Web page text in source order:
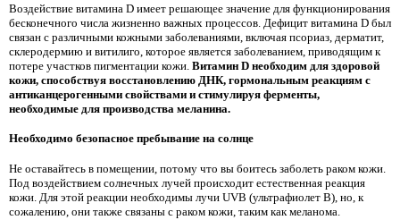
Воздействие витамина D имеет решающее значение для функционирования
бесконечного числа жизненно важных процессов. Дефицит витамина D был
связан с различными кожными заболеваниями, включая псориаз, дерматит,
склеродермию и витилиго, которое является заболеванием, приводящим к
потере участков пигментации кожи. Витамин D необходим для здоровой
кожи, способствуя восстановлению ДНК, гормональным реакциям с
антиканцерогенными свойствами и стимулируя ферменты,
необходимые для производства меланина.
Необходимо безопасное пребывание на солнце
Не оставайтесь в помещении, потому что вы боитесь заболеть раком кожи.
Под воздействием солнечных лучей происходит естественная реакция
кожи. Для этой реакции необходимы лучи UVB (ультрафиолет B), но, к
сожалению, они также связаны с раком кожи, таким как меланома.